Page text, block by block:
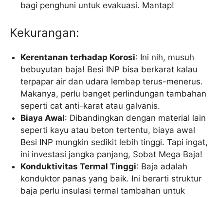
bagi penghuni untuk evakuasi. Mantap!
Kekurangan:
Kerentanan terhadap Korosi: Ini nih, musuh
bebuyutan baja! Besi INP bisa berkarat kalau
terpapar air dan udara lembap terus-menerus.
Makanya, perlu banget perlindungan tambahan
seperti cat anti-karat atau galvanis.
Biaya Awal: Dibandingkan dengan material lain
seperti kayu atau beton tertentu, biaya awal
Besi INP mungkin sedikit lebih tinggi. Tapi ingat,
ini investasi jangka panjang, Sobat Mega Baja!
Konduktivitas Termal Tinggi: Baja adalah
konduktor panas yang baik. Ini berarti struktur
baja perlu insulasi termal tambahan untuk